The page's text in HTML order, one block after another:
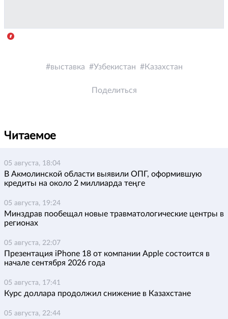
выставка Узбекистан Казахстан
Поделиться
Читаемое
05 августа, 18:04
В Акмолинской области выявили ОПГ, оформившую
кредиты на около 2 миллиарда теңге
05 августа, 19:24
Минздрав пообещал новые травматологические центры в
регионах
05 августа, 22:07
Презентация iPhone 18 от компании Apple состоится в
начале сентября 2026 года
05 августа, 17:41
Курс доллара продолжил снижение в Казахстане
05 августа, 22:44